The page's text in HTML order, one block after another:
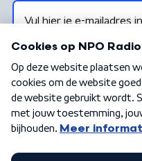
Algemene voorwaarden